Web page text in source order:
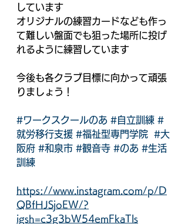
しています
オリジナルの練習カードなども作っ
て難しい盤面でも狙った場所に投げ
れるように練習しています
今後も各クラブ目標に向かって頑張
りましょう！
#ワークスクールのあ #自立訓練 #
就労移行支援 #福祉型専門学院
#大
阪府 #和泉市 #観音寺 #のあ #生活
訓練
https://www.instagram.com/p/D
QBfHJSjoEW/?
igsh=c3g3bW54emFkaTls